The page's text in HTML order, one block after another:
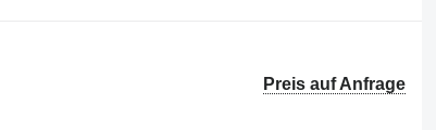
Preis auf Anfrage